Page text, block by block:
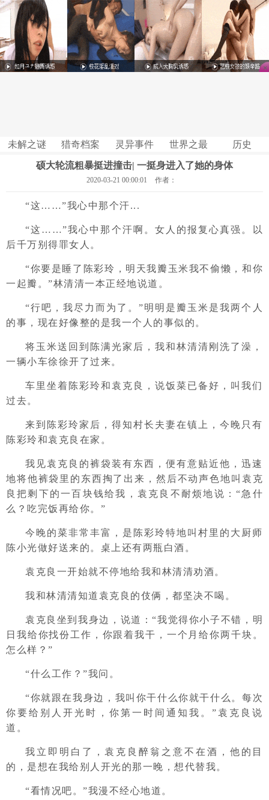
未解之谜 猎奇档案 灵异事件 世界之最 历史
硕大轮流粗暴挺进撞击| 一挺身进入了她的身体
2020-03-21 00:00:01 作者：
“这……”我心中那个汗...
“这……”我心中那个汗啊。女人的报复心真强。以
后千万别得罪女人。
“你要是睡了陈彩玲，明天我瓣玉米我不偷懒，和你
一起瓣。”林清清一本正经地说道。
“行吧，我尽力而为了。”明明是瓣玉米是我两个人
的事，现在好像整的是我一个人的事似的。
将玉米送回到陈满光家后，我和林清清刚洗了澡，
一辆小车徐徐开了过来。
车里坐着陈彩玲和袁克良，说饭菜已备好，叫我们
过去。
来到陈彩玲家后，得知村长夫妻在镇上，今晚只有
陈彩玲和袁克良在家。
我见袁克良的裤袋装有东西，便有意贴近他，迅速
地将他裤袋里的东西掏了出来，然后不动声色地叫袁克
良把剩下的一百块钱给我，袁克良不耐烦地说：“急什
么？吃完饭再给你。”
今晚的菜非常丰富，是陈彩玲特地叫村里的大厨师
陈小光做好送来的。桌上还有两瓶白酒。
袁克良一开始就不停地给我和林清清劝酒。
我和林清清知道袁克良的伎俩，都坚决不喝。
袁克良坐到我身边，说道：“我觉得你小子不错，明
日我给你找份工作，你跟着我干，一个月给你两千块。
怎么样？”
“什么工作？”我问。
“你就跟在我身边，我叫你干什么你就干什么。每次
你要给别人开光时，你第一时间通知我。”袁克良说
道。
我立即明白了，袁克良醉翁之意不在酒，他的目
的，是想在我给别人开光的那一晚，想代替我。
“看情况吧。”我漫不经心地道。